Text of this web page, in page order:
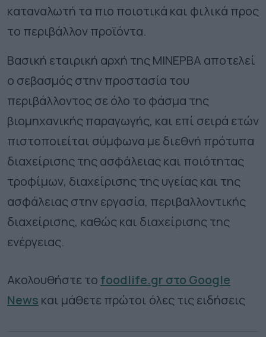
καταναλωτή τα πιο ποιοτικά και φιλικά προς
το περιβάλλον προϊόντα.
Βασική εταιρική αρχή της ΜΙΝΕΡΒΑ αποτελεί
ο σεβασμός στην προστασία του
περιβάλλοντος σε όλο το φάσμα της
βιομηχανικής παραγωγής, και επί σειρά ετών
πιστοποιείται σύμφωνα με διεθνή πρότυπα
διαχείρισης της ασφάλειας και ποιότητας
τροφίμων, διαχείρισης της υγείας και της
ασφάλειας στην εργασία, περιβαλλοντικής
διαχείρισης, καθώς και διαχείρισης της
ενέργειας.
Ακολουθήστε το foodlife.gr στο Google
News και μάθετε πρώτοι όλες τις ειδήσεις